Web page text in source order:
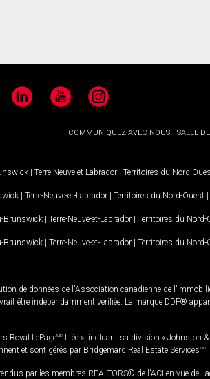
LinkedIn YouTubeInstagram
COMMUNIQUEZ AVEC NOUS SALLE
| Terre-Neuve-et-Labrador | Territoires du Nord-
| Terre-Neuve-et-Labrador | Territoires du Nord-Ouest |
Brunswick | Terre-Neuve-et-Labrador | Territoires du Nord-
Brunswick | Terre-Neuve-et-Labrador | Territoires du Nord-
de données de l'Association canadienne de
être indépendamment vérifiée. La marque DDF®
Royal LePageMD Ltée », incluant sa division « Johnston &
et sont gérés par Bridgemarq Real Estate ServicesMD
par les membres REALTORS® de l'ACI en vue de